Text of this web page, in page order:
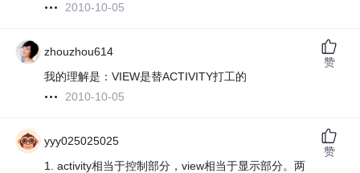
2010-10-05
zhouzhou614
我的理解是：VIEW是替ACTIVITY打工的
2010-10-05
赞
yyy025025025
1. activity相当于控制部分，view相当于显示部分。两
赞